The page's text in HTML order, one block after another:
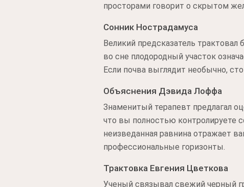
просторами говорит о скрытом
Сонник Нострадамуса
Великий предсказатель трактовал
во сне плодородный участок
Если почва выглядит необычно,
Объяснения Дэвида Лоффа
Знаменитый терапевт предлагал
что вы полностью контролируете
неизведанная равнина отражает
профессиональные горизонты.
Трактовка Евгения Цветкова
Ученый связывал свежий черный